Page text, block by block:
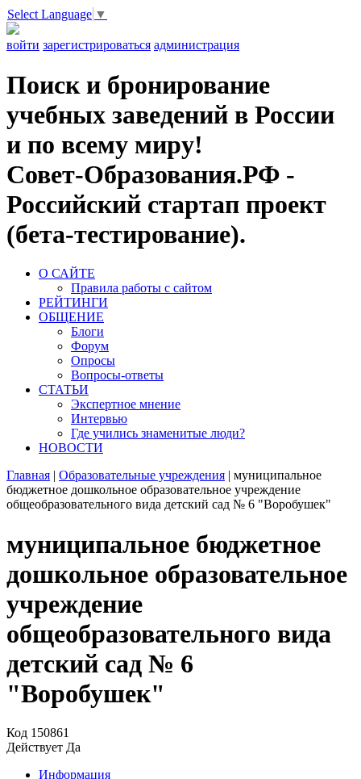
Select Language ▼
войти зарегистрироваться администрация
Поиск и бронирование
учебных заведений в России
и по всему миру!
Совет-Образования.РФ -
Российский стартап проект
(бета-тестирование).
О САЙТЕ
Правила работы с сайтом
РЕЙТИНГИ
ОБЩЕНИЕ
Блоги
Форум
Опросы
Вопросы-ответы
СТАТЬИ
Экспертное мнение
Интервью
Где учились знаменитые люди?
НОВОСТИ
Главная | Образовательные учреждения | муниципальное
бюджетное дошкольное образовательное учреждение
общеобразовательного вида детский сад № 6 "Воробушек"
муниципальное бюджетное
дошкольное образовательное
учреждение
общеобразовательного вида
детский сад № 6
"Воробушек"
Код 150861
Действует Да
Информация